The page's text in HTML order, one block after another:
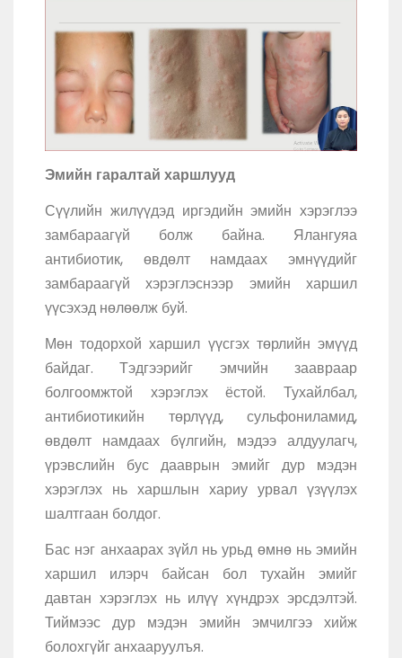
Эмийн гаралтай харшлууд
Сүүлийн жилүүдэд иргэдийн эмийн хэрэглээ
замбараагүй болж байна. Ялангуяа
антибиотик, өвдөлт намдаах эмнүүдийг
замбараагүй хэрэглэснээр эмийн харшил
үүсэхэд нөлөөлж буй.
Мөн тодорхой харшил үүсгэх төрлийн эмүүд
байдаг. Тэдгээрийг эмчийн заавраар
болгоомжтой хэрэглэх ёстой. Тухайлбал,
антибиотикийн төрлүүд, сульфониламид,
өвдөлт намдаах бүлгийн, мэдээ алдуулагч,
үрэвслийн бус дааврын эмийг дур мэдэн
хэрэглэх нь харшлын хариу урвал үзүүлэх
шалтгаан болдог.
Бас нэг анхаарах зүйл нь урьд өмнө нь эмийн
харшил илэрч байсан бол тухайн эмийг
давтан хэрэглэх нь илүү хүндрэх эрсдэлтэй.
Тиймээс дур мэдэн эмийн эмчилгээ хийж
болохгүйг анхааруулъя.